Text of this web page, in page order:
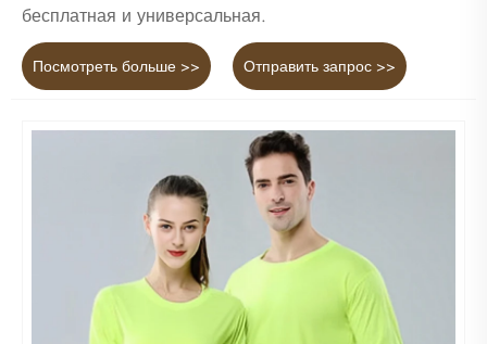
бесплатная и универсальная.
Посмотреть больше >> Отправить запрос >>